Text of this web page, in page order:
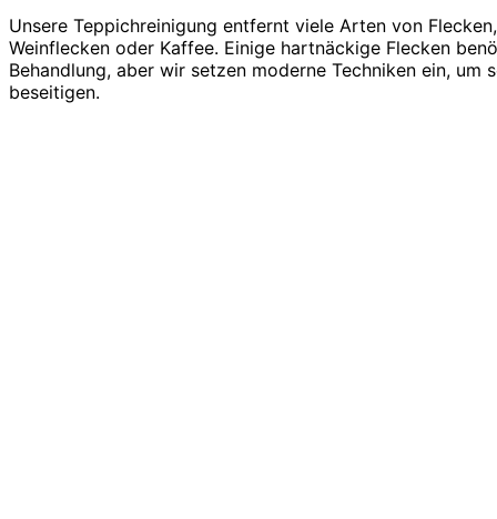
Unsere Teppichreinigung entfernt viele Arten von
Weinflecken oder Kaffee. Einige hartnäckige Flecken
Behandlung, aber wir setzen moderne Techniken ein, um
beseitigen.